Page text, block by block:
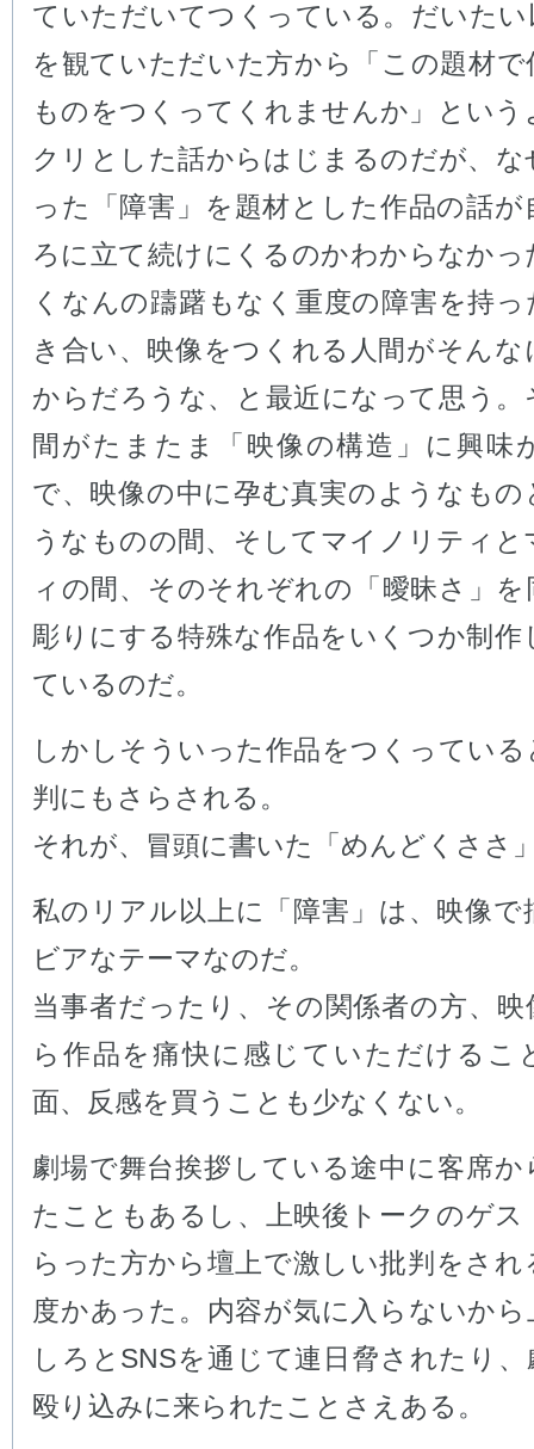
ていただいてつくっている。だいたい
を観ていただいた方から「この題材で
ものをつくってくれませんか」という
クリとした話からはじまるのだが、な
った「障害」を題材とした作品の話が
ろに立て続けにくるのかわからなかっ
くなんの躊躇もなく重度の障害を持っ
き合い、映像をつくれる人間がそんな
からだろうな、と最近になって思う。
間がたまたま「映像の構造」に興味
で、映像の中に孕む真実のようなもの
うなものの間、そしてマイノリティと
ィの間、そのそれぞれの「曖昧さ」を
彫りにする特殊な作品をいくつか制作
ているのだ。
しかしそういった作品をつくっている
判にもさらされる。
それが、冒頭に書いた「めんどくささ
私のリアル以上に「障害」は、映像で
ビアなテーマなのだ。
当事者だったり、その関係者の方、映
ら作品を痛快に感じていただけるこ
面、反感を買うことも少なくない。
劇場で舞台挨拶している途中に客席か
たこともあるし、上映後トークのゲス
らった方から壇上で激しい批判をされ
度かあった。内容が気に入らないから
しろとSNSを通じて連日脅されたり
殴り込みに来られたことさえある。